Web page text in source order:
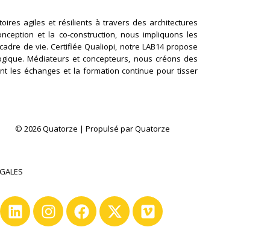
agiles et résilients à travers des architectures
et la co-construction, nous impliquons les
de vie. Certifiée Qualiopi, notre LAB14 propose
Médiateurs et concepteurs, nous créons des
les échanges et la formation continue pour tisser
© 2026 Quatorze | Propulsé par Quatorze